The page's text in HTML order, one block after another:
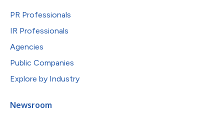
PR Professionals
IR Professionals
Agencies
Public Companies
Explore by Industry
Newsroom